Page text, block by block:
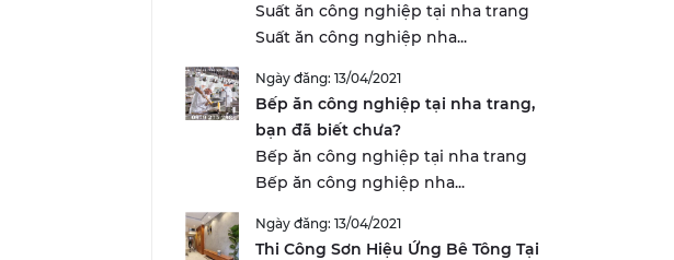
Suất ăn công nghiệp tại nha trang
Suất ăn công nghiệp nha...
Ngày đăng: 13/04/2021
Bếp ăn công nghiệp tại nha trang,
bạn đã biết chưa?
Bếp ăn công nghiệp tại nha trang
Bếp ăn công nghiệp nha...
Ngày đăng: 13/04/2021
Thi Công Sơn Hiệu Ứng Bê Tông Tại